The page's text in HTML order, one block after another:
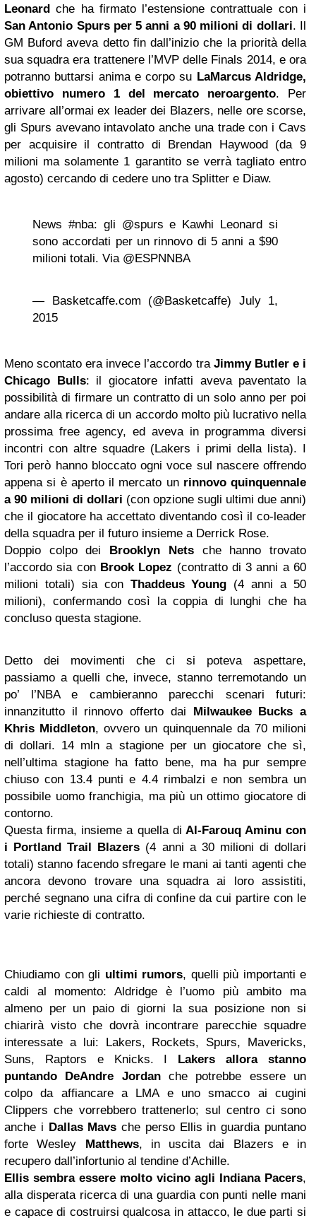
Leonard che ha firmato l’estensione contrattuale con i
San Antonio Spurs per 5 anni a 90 milioni di dollari. Il
GM Buford aveva detto fin dall’inizio che la priorità della
sua squadra era trattenere l’MVP delle Finals 2014, e ora
potranno buttarsi anima e corpo su LaMarcus Aldridge,
obiettivo numero 1 del mercato neroargento. Per
arrivare all’ormai ex leader dei Blazers, nelle ore scorse,
gli Spurs avevano intavolato anche una trade con i Cavs
per acquisire il contratto di Brendan Haywood (da 9
milioni ma solamente 1 garantito se verrà tagliato entro
agosto) cercando di cedere uno tra Splitter e Diaw.
News #nba: gli @spurs e Kawhi Leonard si
sono accordati per un rinnovo di 5 anni a $90
milioni totali. Via @ESPNNBA
— Basketcaffe.com (@Basketcaffe) July 1,
2015
Meno scontato era invece l’accordo tra Jimmy Butler e i
Chicago Bulls: il giocatore infatti aveva paventato la
possibilità di firmare un contratto di un solo anno per poi
andare alla ricerca di un accordo molto più lucrativo nella
prossima free agency, ed aveva in programma diversi
incontri con altre squadre (Lakers i primi della lista). I
Tori però hanno bloccato ogni voce sul nascere offrendo
appena si è aperto il mercato un rinnovo quinquennale
a 90 milioni di dollari (con opzione sugli ultimi due anni)
che il giocatore ha accettato diventando così il co-leader
della squadra per il futuro insieme a Derrick Rose.
Doppio colpo dei Brooklyn Netsche hanno trovato
l’accordo sia con Brook Lopez (contratto di 3 anni a 60
milioni totali) sia con Thaddeus Young (4 anni a 50
milioni), confermando così la coppia di lunghi che ha
concluso questa stagione.
Detto dei movimenti che ci si poteva aspettare,
passiamo a quelli che, invece, stanno terremotando un
po’ l’NBA e cambieranno parecchi scenari futuri:
innanzitutto il rinnovo offerto dai Milwaukee Bucks a
Khris Middleton, ovvero un quinquennale da 70 milioni
di dollari. 14 mln a stagione per un giocatore che sì,
nell’ultima stagione ha fatto bene, ma ha pur sempre
chiuso con 13.4 punti e 4.4 rimbalzi e non sembra un
possibile uomo franchigia, ma più un ottimo giocatore di
contorno.
Questa firma, insieme a quella di Al-Farouq Aminu con
i Portland Trail Blazers (4 anni a 30 milioni di dollari
totali) stanno facendo sfregare le mani ai tanti agenti che
ancora devono trovare una squadra ai loro assistiti,
perché segnano una cifra di confine da cui partire con le
varie richieste di contratto.
Chiudiamo con gli ultimi rumors, quelli più importanti e
caldi al momento: Aldridge è l’uomo più ambito ma
almeno per un paio di giorni la sua posizione non si
chiarirà visto che dovrà incontrare parecchie squadre
interessate a lui: Lakers, Rockets, Spurs, Mavericks,
Suns, Raptors e Knicks. I Lakers allora stanno
puntando DeAndre Jordanche potrebbe essere un
colpo da affiancare a LMA e uno smacco ai cugini
Clippers che vorrebbero trattenerlo; sul centro ci sono
anche i Dallas Mavs che perso Ellis in guardia puntano
forte Wesley Matthews, in uscita dai Blazers e in
recupero dall’infortunio al tendine d’Achille.
Ellis sembra essere molto vicino agli Indiana Pacers,
alla disperata ricerca di una guardia con punti nelle mani
e capace di costruirsi qualcosa in attacco, le due parti si